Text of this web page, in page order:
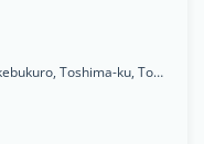
7F Yamanote Building, 1-29-5, Nishi-Ikebukuro, Toshima-ku, Tokyo 171-0021